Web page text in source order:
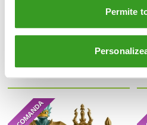
Permite
Masters of the Universe Jucarie de